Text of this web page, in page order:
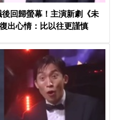
回歸螢幕！主演新劇《未
出心情：比以往更謹慎